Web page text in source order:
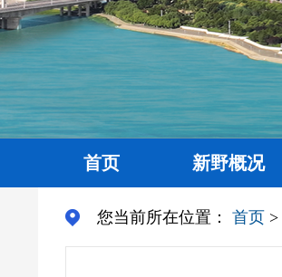
首页 新野概况
您当前所在位置： 首页 >